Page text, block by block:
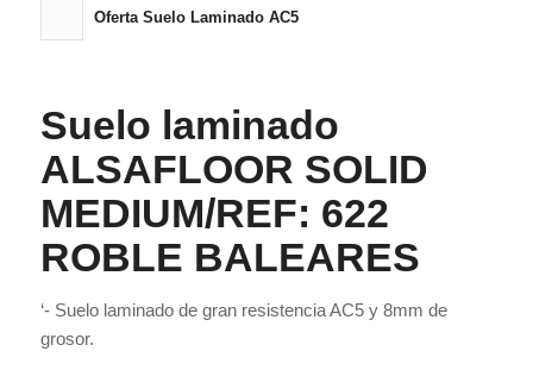
Oferta Suelo Laminado AC5
Suelo laminado
ALSAFLOOR SOLID
MEDIUM/REF: 622
ROBLE BALEARES
‘- Suelo laminado de gran resistencia AC5 y 8mm de
grosor.